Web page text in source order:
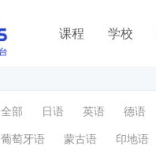
课程 学校
全部 日语 英语 德语
葡萄牙语
蒙古语 印地语